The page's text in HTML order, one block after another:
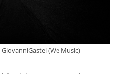
(We Music)